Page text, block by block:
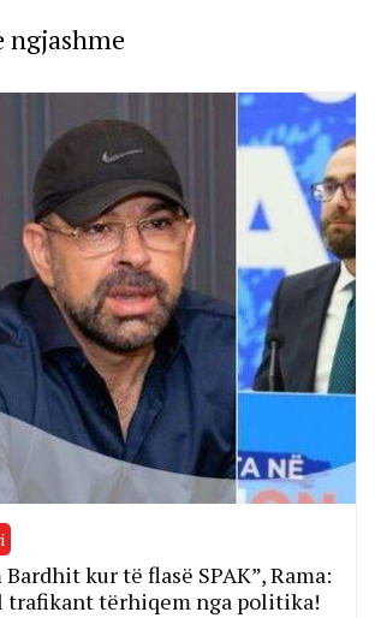
kur të flasë SPAK”, Rama:
trafikant tërhiqem nga politika!